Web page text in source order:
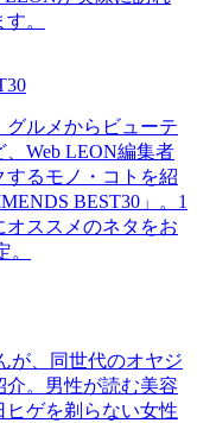
。
ルメからビューテ
Web LEON編集者
るモノ・コトを紹
BEST30」。1
オススメのネタをお
が、同世代のオヤジ
介。男性が読む美容
ゲを剃らない女性